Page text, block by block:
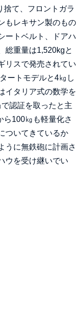
捨て、フロントガラ
もレキサン製のもの
ートベルト、ドアハ
総重量は1,520kgと
リスで発売されてい
ートモデルと4㎏し
イタリア式の数学を
認証を取ったと主
ら100㎏も軽量化さ
ついてきているか
うに無鉄砲に計画さ
ウを受け継いでい